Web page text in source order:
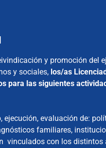
y promoción del
y sociales, los/as
para las siguientes
ejecución, evaluación de:
familiares,
vinculados con los distintos